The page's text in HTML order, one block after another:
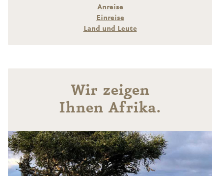
Anreise
Einreise
Land und Leute
Wir zeigen
Ihnen Afrika.